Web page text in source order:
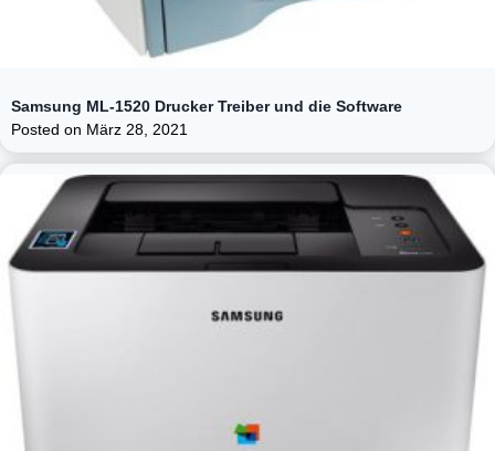
Samsung ML-1520 Drucker Treiber und die Software
Posted on März 28, 2021